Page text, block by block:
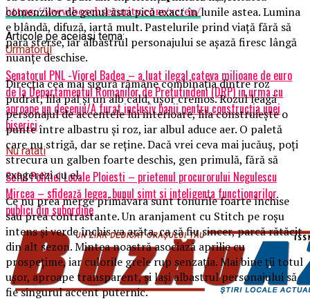
https://www.boschsecurity.com/xc/en/
Articole pe aceiasi tema:
Urmatorul
Senatorul PNL -Viorel Badea – a luat ilegal cateva milioane de euro
de la Departamentul Romanilor de Pretutindeni (DRP) in urma cu
aproape un deceniu/A furat inclusiv banii pentru construcţia unei
biserici
Nu ratati
Seful Politiei Locale Ploiesti – prietenul procurorului Negulescu
Mircea – sfidează legea, bunul simţ si inteligența functionarilor
publici din subordine
comenzilor de genul ăsta pică exact în lunile astea. Lumina
e blândă, difuză, iartă mult. Pastelurile prind viață fără să
pară sterse, iar albastrul personajului se așază firesc lângă
nuanțe deschise.
Direcția cea mai sigură rămâne combinația dintre roz
pudrat, lila pal și un alb cald, ușor cremos. Rozul leagă
personajul de accentele lui interioare, lila construiește o
punte între albastru și roz, iar albul aduce aer. O paletă
care nu strigă, dar se reține. Dacă vrei ceva mai jucăuș, poți
strecura un galben foarte deschis, gen primulă, fără să
exagerezi cu el.
Ce nu prea merge primăvara sunt tonurile foarte închise
sau prea contrastante. Un aranjament cu Stitch pe roșu
intens și verde închis va arăta, ca să fiu sincer, parcă rătăcit
din alt sezon. Mintea noastră asociază aprilie cu
prospețime, iar culorile grele rup senzația. Mai bine ții totul
ușor, aproape transparent, și lași albastrul personajului să
fie singurul accent puternic.